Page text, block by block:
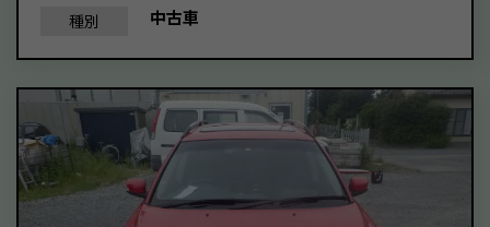
種別 中古車